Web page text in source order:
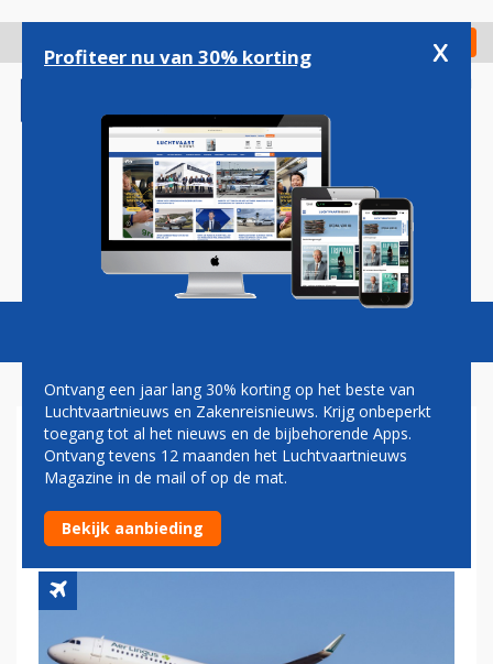
gaan
Check in
Magazine Podcasts Vacatures
AER LINGUS MAG DEFINITIEF
MEEDOEN MET JOINT
VENTURE AMERICAN EN BA
Profiteer nu van 30% korting x
Ontvang een jaar lang 30% korting op het beste van
Luchtvaartnieuws en Zakenreisnieuws. Krijg onbeperkt
toegang tot al het nieuws en de bijbehorende Apps.
Ontvang tevens 12 maanden het Luchtvaartnieuws
Magazine in de mail of op de mat.
Bekijk aanbieding